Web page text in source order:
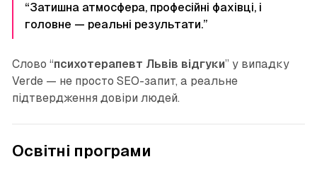
“Затишна атмосфера, професійні фахівці, і
головне — реальні результати.”
Слово “психотерапевт Львів відгуки” у випадку
Verde — не просто SEO-запит, а реальне
підтвердження довіри людей.
Освітні програми